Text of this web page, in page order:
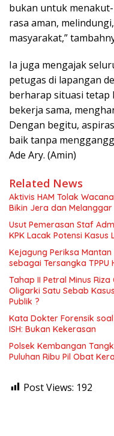
bukan untuk
rasa aman,
masyarakat,”
Ia juga mengajak
petugas di lapangan
berharap situasi tetap
bekerja sama,
Dengan begitu,
baik tanpa
Ade Ary. (Amin)
Related News
Aktivis HAM Tolak
Bikin Jera dan Melanggar
Usut Pemerasan Staf
KPK Lacak Potensi Kasus
Kejagung Periksa
sebagai Tersangka TPPU
Tahap II Petral Minus
Oligarki Satu Sebab
Publik ?
Kata Dokter Forensik
ISH: Bukan Kekerasan
Polsek Kembangan
Puluhan Ribu Pil Obat
Post Views: 192